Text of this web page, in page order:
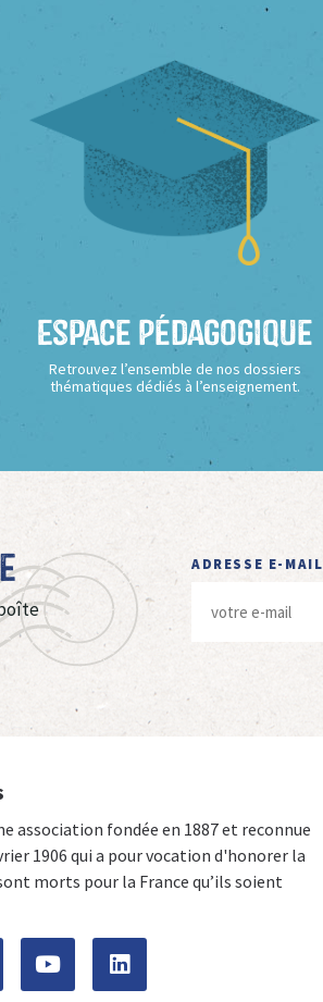
Espace Pédagogique
Retrouvez l’ensemble de nos dossiers
thématiques dédiés à l’enseignement.
ADRESSE E-MAIL
association fondée en 1887 et reconnue
1906 qui a pour vocation d'honorer la
morts pour la France qu’ils soient